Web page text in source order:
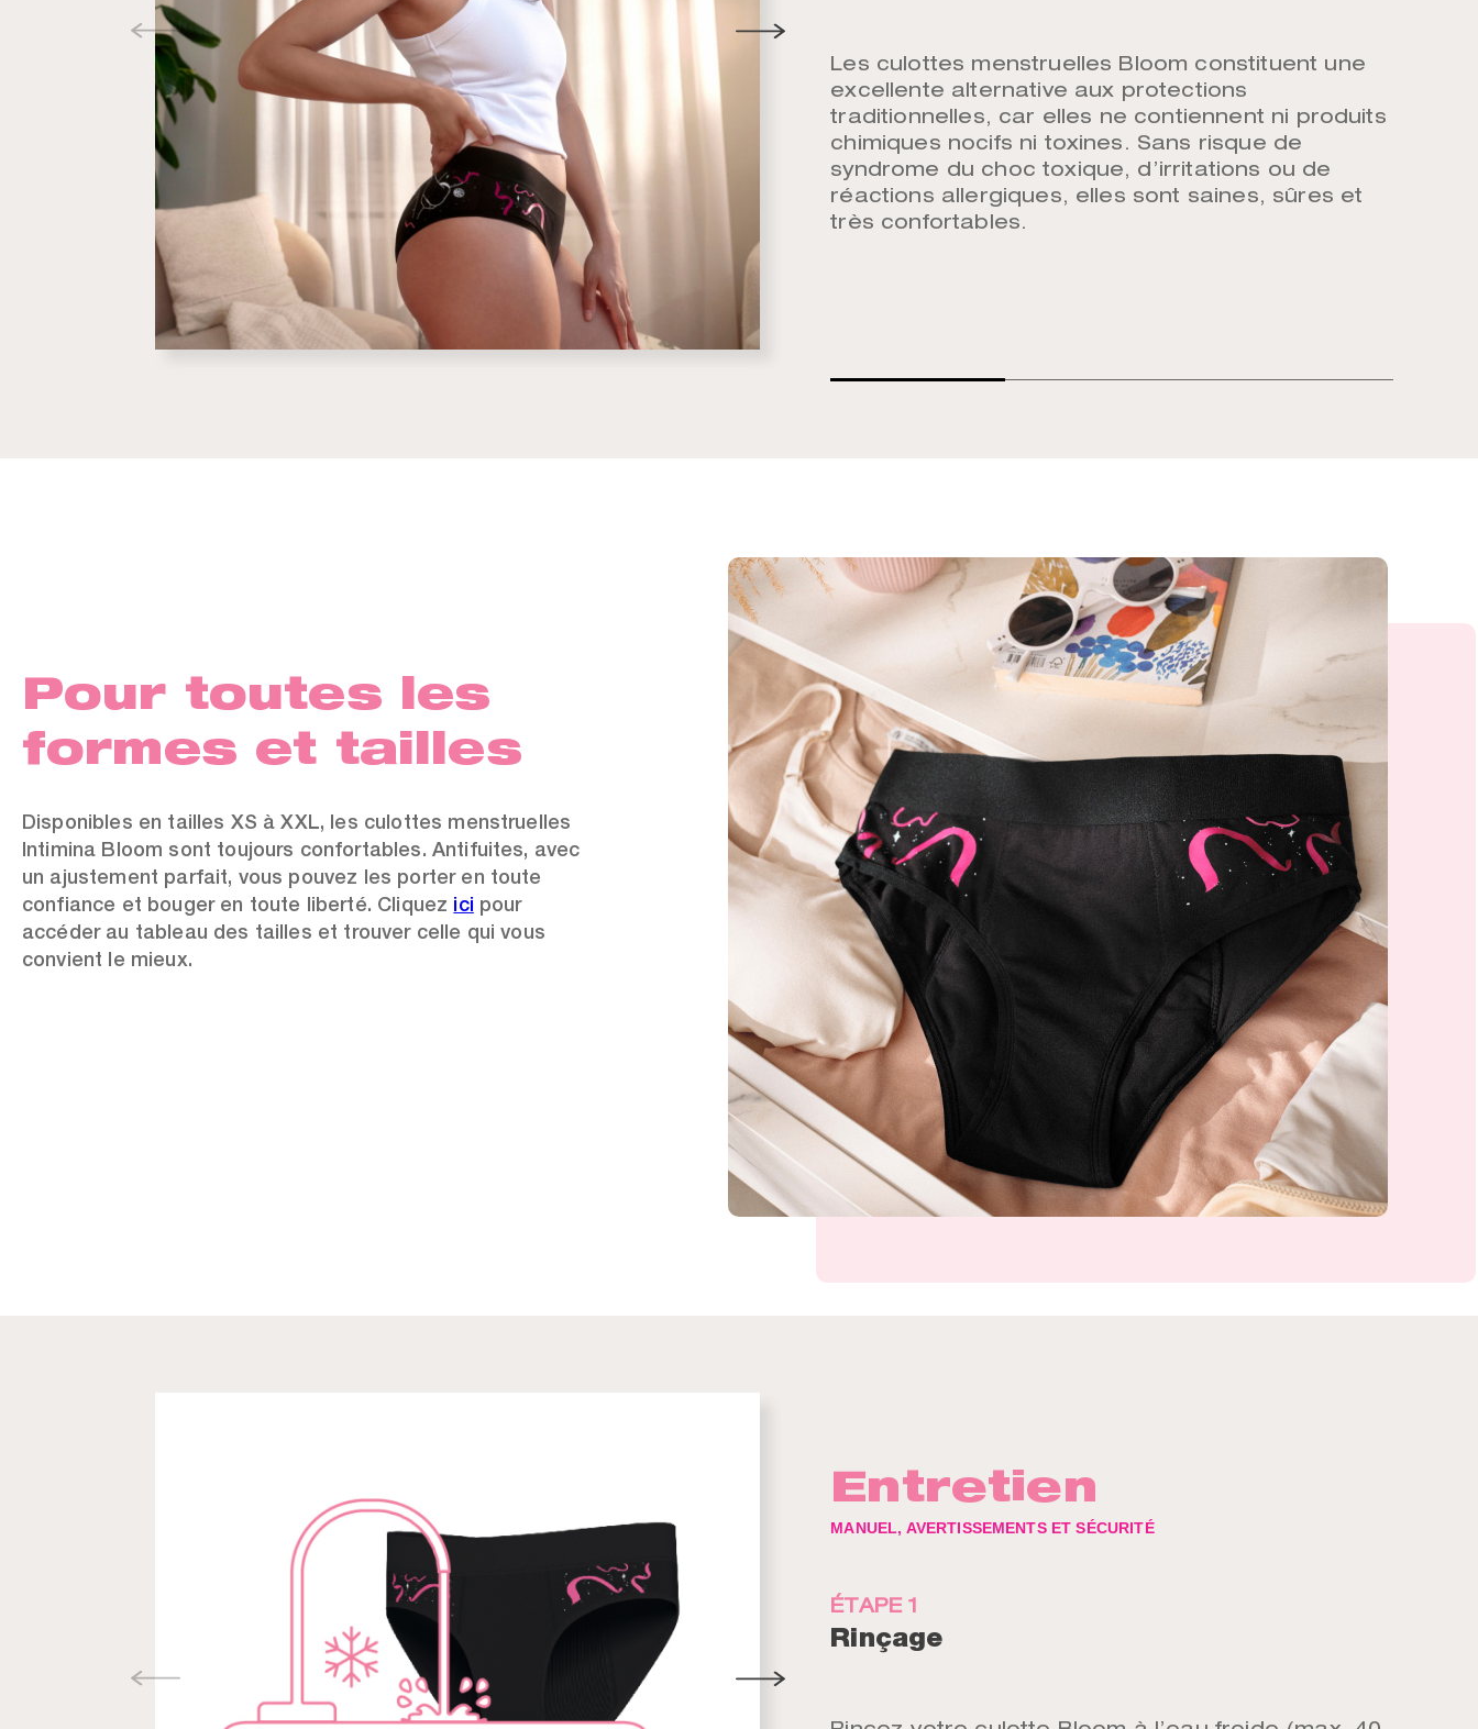
Les culottes menstruelles Bloom constituent une
excellente alternative aux protections
traditionnelles, car elles ne contiennent ni produits
chimiques nocifs ni toxines. Sans risque de
syndrome du choc toxique, d’irritations ou de
réactions allergiques, elles sont saines, sûres et
très confortables.
Pour toutes les
formes et tailles
Disponibles en tailles XS à XXL, les culottes menstruelles
Intimina Bloom sont toujours confortables. Antifuites, avec
un ajustement parfait, vous pouvez les porter en toute
confiance et bouger en toute liberté. Cliquez ici pour
accéder au tableau des tailles et trouver celle qui vous
convient le mieux.
Entretien
MANUEL, AVERTISSEMENTS ET SÉCURITÉ
ÉTAPE 1
Rinçage